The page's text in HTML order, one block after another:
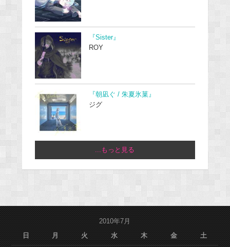
『Sister』
ROY
『朝凪ぐ / 朱夏氷菓』
ジグ
...もっと見る
2010年7月
日
月 火 水 木 金 土